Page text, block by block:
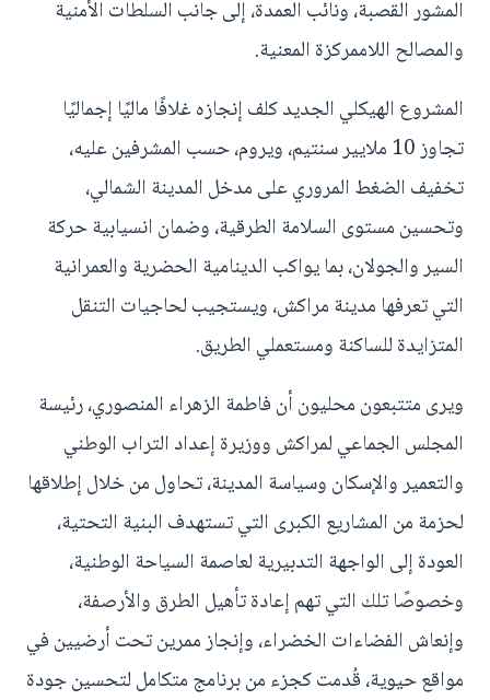
المشور القصبة، ونائب العمدة، إلى جانب السلطات الأمنية
والمصالح اللاممركزة المعنية.
المشروع الهيكلي الجديد كلف إنجازه غلافًا ماليًا إجماليًا
تجاوز 10 ملايير سنتيم، ويروم، حسب المشرفين عليه،
تخفيف الضغط المروري على مدخل المدينة الشمالي،
وتحسين مستوى السلامة الطرقية، وضمان انسيابية حركة
السير والجولان، بما يواكب الدينامية الحضرية والعمرانية
التي تعرفها مدينة مراكش، ويستجيب لحاجيات التنقل
المتزايدة للساكنة ومستعملي الطريق.
ويرى متتبعون محليون أن فاطمة الزهراء المنصوري، رئيسة
المجلس الجماعي لمراكش ووزيرة إعداد التراب الوطني
والتعمير والإسكان وسياسة المدينة، تحاول من خلال إطلاقها
لحزمة من المشاريع الكبرى التي تستهدف البنية التحتية،
العودة إلى الواجهة التدبيرية لعاصمة السياحة الوطنية،
وخصوصًا تلك التي تهم إعادة تأهيل الطرق والأرصفة،
وإنعاش الفضاءات الخضراء، وإنجاز ممرين تحت أرضيين في
مواقع حيوية، قُدمت كجزء من برنامج متكامل لتحسين جودة